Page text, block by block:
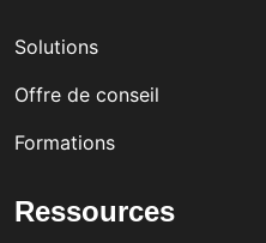
Solutions
Offre de conseil
Formations
Ressources